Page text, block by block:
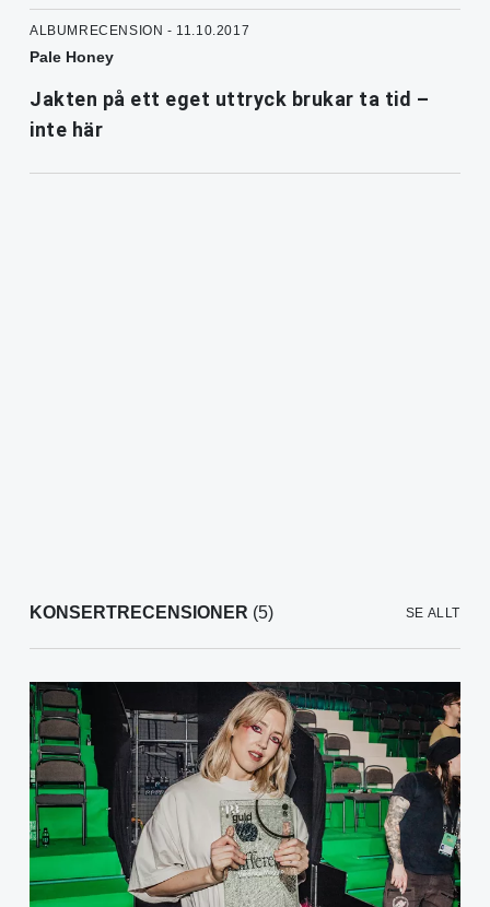
ALBUMRECENSION - 11.10.2017
Pale Honey
Jakten på ett eget uttryck brukar ta tid –
inte här
KONSERTRECENSIONER (5) SE ALLT